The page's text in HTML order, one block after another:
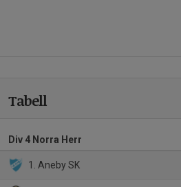
Tabell
Div 4 Norra Herr
1. Aneby SK